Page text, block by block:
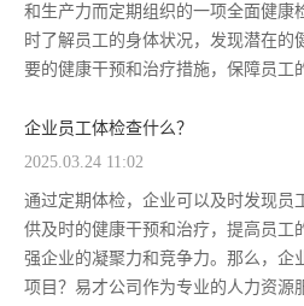
和生产力而定期组织的一项全面健康
时了解员工的身体状况，发现潜在的
要的健康干预和治疗措施，保障员工
企业员工体检查什么？
2025.03.24 11:02
通过定期体检，企业可以及时发现员
供及时的健康干预和治疗，提高员工
强企业的凝聚力和竞争力。那么，企
项目？易才公司作为专业的人力资源